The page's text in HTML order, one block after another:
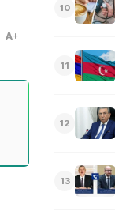
A
10
11
12
13